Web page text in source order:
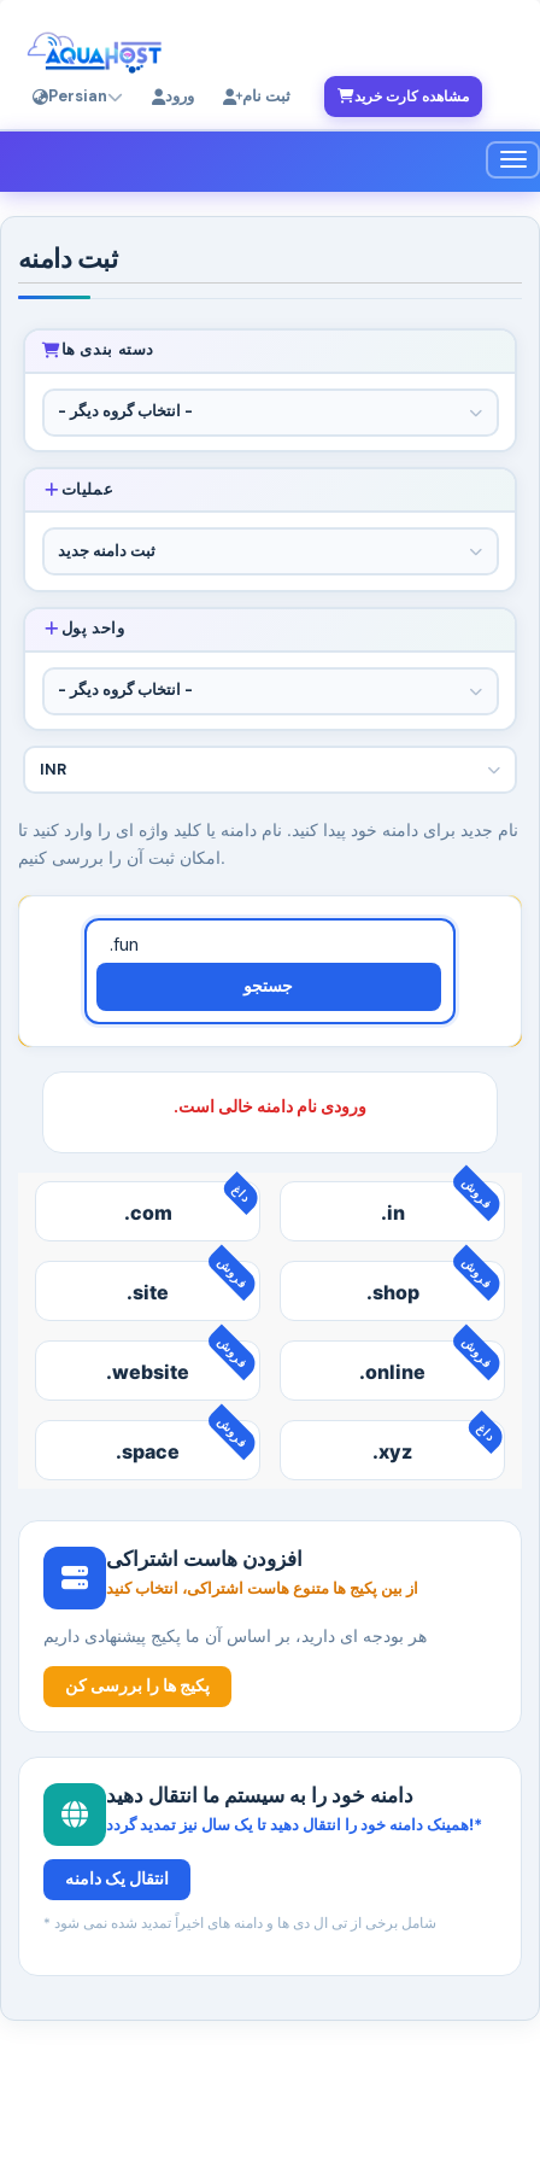
Persian ورود ثبت نام مشاهده کارت خرید
ثبت دامنه
دسته بندی ها
عملیات
واحد پول
نام جدید برای دامنه خود پیدا کنید. نام دامنه یا کلید واژه ای را وارد کنید تا
امکان ثبت آن را بررسی کنیم.
جستجو
.ورودی نام دامنه خالی است
داغ
.com
فروش
.in
فروش
.site
فروش
.shop
فروش
.website
فروش
.online
فروش
.space
داغ
.xyz
افزودن هاست اشتراکی
از بین پکیج ها متنوع هاست اشتراکی، انتخاب کنید
هر بودجه ای دارید، بر اساس آن ما پکیج پیشنهادی داریم
پکیج ها را بررسی کن
دامنه خود را به سیستم ما انتقال دهید
همینک دامنه خود را انتقال دهید تا یک سال نیز تمدید گردد!*
انتقال یک دامنه
* شامل برخی از تی ال دی ها و دامنه های اخیراً تمدید شده نمی شود